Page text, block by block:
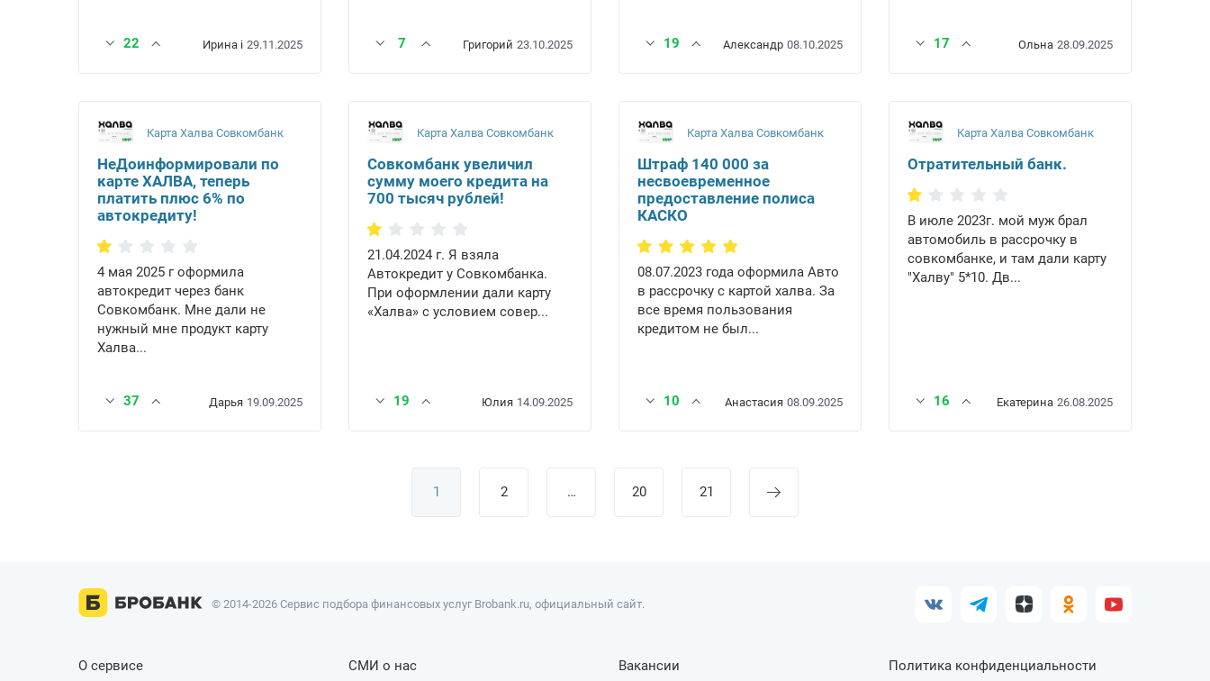
22 Ирина i 29.11.2025 7 Григорий 23.10.2025 19 Александр 08.10.2025 17 Ольна 28.09.2025
Карта Халва Совкомбанк
НеДоинформировали по
карте ХАЛВА, теперь
платить плюс 6% по
автокредиту!
4 мая 2025 г оформила
автокредит через банк
Совкомбанк. Мне дали не
нужный мне продукт карту
Халва...
37 Дарья 19.09.2025
Карта Халва Совкомбанк
Совкомбанк увеличил
сумму моего кредита на
700 тысяч рублей!
21.04.2024 г. Я взяла
Автокредит у Совкомбанка.
При оформлении дали карту
«Халва» с условием совер...
19 Юлия 14.09.2025
Карта Халва Совкомбанк
Штраф 140 000 за
несвоевременное
предоставление полиса
КАСКО
08.07.2023 года оформила Авто
в рассрочку с картой халва. За
все время пользования
кредитом не был...
10 Анастасия 08.09.2025
Карта Халва Совкомбанк
Отратительный банк.
В июле 2023г. мой муж брал
автомобиль в рассрочку в
совкомбанке, и там дали карту
"Халву" 5*10. Дв...
16 Екатерина 26.08.2025
1 2 … 20 21
© 2014-2026 Сервис подбора финансовых услуг Brobank.ru, официальный сайт.
О сервисе СМИ о нас Вакансии Политика конфиденциальности